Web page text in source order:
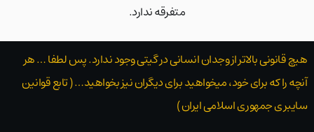
متفرقه ندارد.
هیچ قانونی بالاتر از وجدان انسانی در گیتی وجود ندارد. پس لطفا … هر
آنچه را که برای خود، میخواهید برای دیگران نیز بخواهید… ( تابع قوانین
سایبری جمهوری اسلامی ایران )